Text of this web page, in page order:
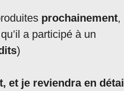
prochainement,
a participé à un
)
et je reviendra en détail